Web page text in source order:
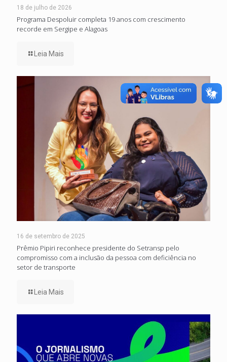
18 de julho de 2026
Programa Despoluir completa 19 anos com crescimento
recorde em Sergipe e Alagoas
Leia Mais
16 de setembro de 2025
Prêmio Pipiri reconhece presidente do Setransp pelo
compromisso com a inclusão da pessoa com deficiência no
setor de transporte
Leia Mais